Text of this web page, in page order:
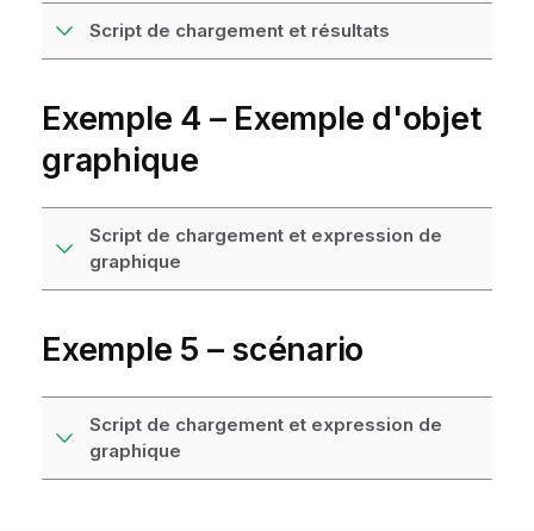
Script de chargement et résultats
Exemple 4 – Exemple d'objet
graphique
Script de chargement et expression de
graphique
Exemple 5 – scénario
Script de chargement et expression de
graphique